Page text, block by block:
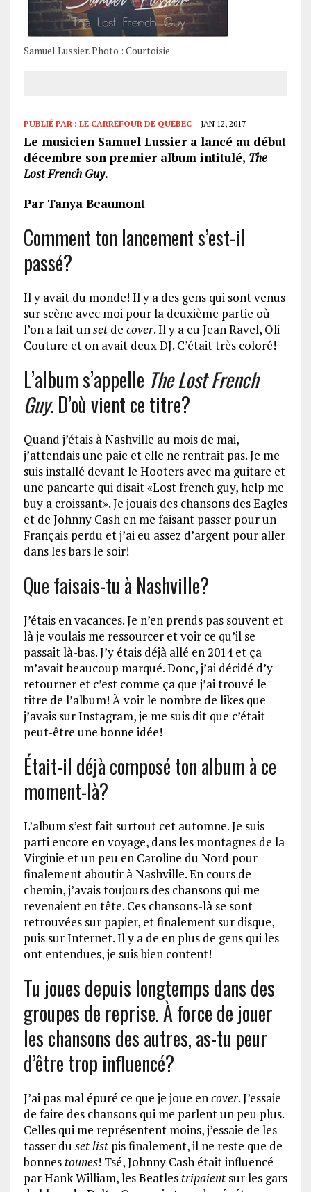
Samuel Lussier. Photo : Courtoisie
PUBLIÉ PAR : LE CARREFOUR DE QUÉBEC JAN 12, 2017
Le musicien Samuel Lussier a lancé au début
décembre son premier album intitulé, The
Lost French Guy.
Par Tanya Beaumont
Comment ton lancement s’est-il
passé?
Il y avait du monde! Il y a des gens qui sont venus
sur scène avec moi pour la deuxième partie où
l’on a fait unsetde cover. Il y a eu Jean Ravel, Oli
Couture et on avait deux DJ. C’était très coloré!
L’album s’appelle The Lost French
Guy. D’où vient ce titre?
Quand j’étais à Nashville au mois de mai,
j’attendais une paie et elle ne rentrait pas. Je me
suis installé devant le Hooters avec ma guitare et
une pancarte qui disait «Lost french guy, help me
buy a croissant». Je jouais des chansons des Eagles
et de Johnny Cash en me faisant passer pour un
Français perdu et j’ai eu assez d’argent pour aller
dans les bars le soir!
Que faisais-tu à Nashville?
J’étais en vacances. Je n’en prends pas souvent et
là je voulais me ressourcer et voir ce qu’il se
passait là-bas. J’y étais déjà allé en 2014 et ça
m’avait beaucoup marqué. Donc, j’ai décidé d’y
retourner et c’est comme ça que j’ai trouvé le
titre de l’album! À voir le nombre de likes que
j’avais sur Instagram, je me suis dit que c’était
peut-être une bonne idée!
Était-il déjà composé ton album à ce
moment-là?
L’album s’est fait surtout cet automne. Je suis
parti encore en voyage, dans les montagnes de la
Virginie et un peu en Caroline du Nord pour
finalement aboutir à Nashville. En cours de
chemin, j’avais toujours des chansons qui me
revenaient en tête. Ces chansons-là se sont
retrouvées sur papier, et finalement sur disque,
puis sur Internet. Il y a de en plus de gens qui les
ont entendues, je suis bien content!
Tu joues depuis longtemps dans des
groupes de reprise. À force de jouer
les chansons des autres, as-tu peur
d’être trop influencé?
J’ai pas mal épuré ce que je joue encover. J’essaie
de faire des chansons qui me parlent un peu plus.
Celles qui me représentent moins, j’essaie de les
tasser du set listpis finalement, il ne reste que de
bonnes tounes! Tsé, Johnny Cash était influencé
par Hank William, les Beatles tripaientsur les gars